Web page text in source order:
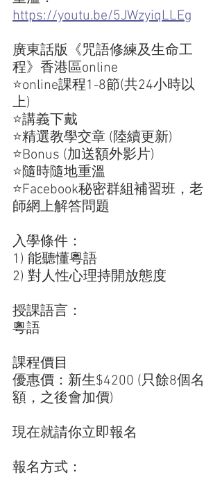
https://youtu.be/5JWzyiqLLEg
廣東話版《咒語修練及生命工
程》香港區online
⭐online課程1-8節(共24小時以
上)
⭐講義下戴
⭐精選教學交章 (陸續更新)
⭐Bonus (加送額外影片)
⭐隨時隨地重溫
⭐Facebook秘密群組補習班，老
師網上解答問題
入學條件：
1) 能聽懂粵語
2) 對人性心理持開放態度
授課語言：
粵語
課程價目
優惠價：新生$4200 (只餘8個名
額，之後會加價)
現在就請你立即報名
報名方式：